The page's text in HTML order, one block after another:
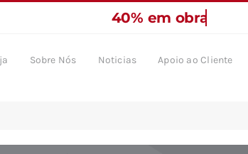
Sobre Nós Noticias Apoio ao Cliente